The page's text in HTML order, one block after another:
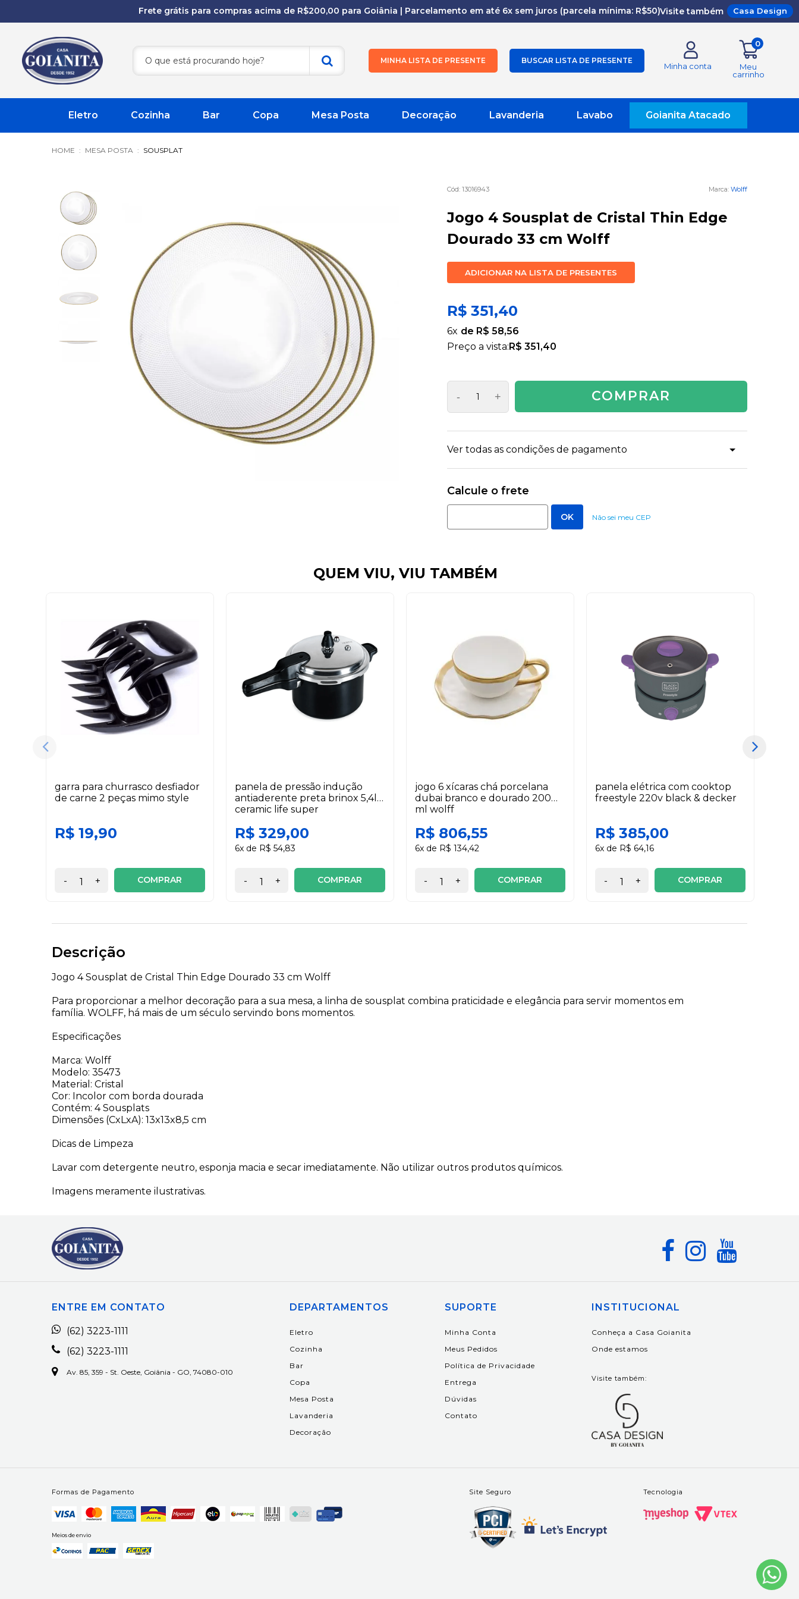
Frete grátis para compras acima de R$200,00 para Goiânia | Parcelamento em até 6x sem juros (parcela mínima: R$50)Visite também Casa Design
MINHA LISTA DE PRESENTE BUSCAR LISTA DE PRESENTE
Minha conta
0
Meu
carrinho
Eletro Cozinha Bar Copa Mesa Posta Decoração Lavanderia Lavabo Goianita Atacado
MESA POSTA SOUSPLAT
13016943 Wolff
Jogo 4 Sousplat de Cristal Thin Edge
Dourado 33 cm Wolff
ADICIONAR NA LISTA DE PRESENTES
R$ 351,40
6x
R$ 58,56
Preço a vista:R$ 351,40
- + COMPRAR
Ver todas as condições de pagamento
Não sei meu CEP
QUEM VIU, VIU TAMBÉM
garra para churrasco desfiador
de carne 2 peças mimo style
R$ 19,90
- + COMPRAR
panela de pressão indução
antiaderente preta brinox 5,4l
ceramic life super
R$ 329,00
6x de R$ 54,83
- + COMPRAR
jogo 6 xícaras chá porcelana
dubai branco e dourado 200
ml wolff
R$ 806,55
6x de R$ 134,42
- + COMPRAR
panela elétrica com cooktop
freestyle 220v black & decker
R$ 385,00
6x de R$ 64,16
- + COMPRAR
Descrição
Jogo 4 Sousplat de Cristal Thin Edge Dourado 33 cm Wolff
Para proporcionar a melhor decoração para a sua mesa, a linha de sousplat combina praticidade e elegância para servir momentos em
família. WOLFF, há mais de um século servindo bons momentos.
Especificações
Marca: Wolff
Modelo: 35473
Material: Cristal
Cor: Incolor com borda dourada
Contém: 4 Sousplats
Dimensões (CxLxA): 13x13x8,5 cm
Dicas de Limpeza
Lavar com detergente neutro, esponja macia e secar imediatamente. Não utilizar outros produtos químicos.
Imagens meramente ilustrativas.
ENTRE EM CONTATO
(62) 3223-1111
(62) 3223-1111
Av. 85, 359 - St. Oeste, Goiânia - GO, 74080-010
DEPARTAMENTOS
Eletro
Cozinha
Bar
Copa
Mesa Posta
Lavanderia
Decoração
SUPORTE
Minha Conta
Meus Pedidos
Política de Privacidade
Entrega
Dúvidas
Contato
INSTITUCIONAL
Conheça a Casa Goianita
Onde estamos
Visite também:
Formas de Pagamento
Meios de envio
Site Seguro Tecnologia